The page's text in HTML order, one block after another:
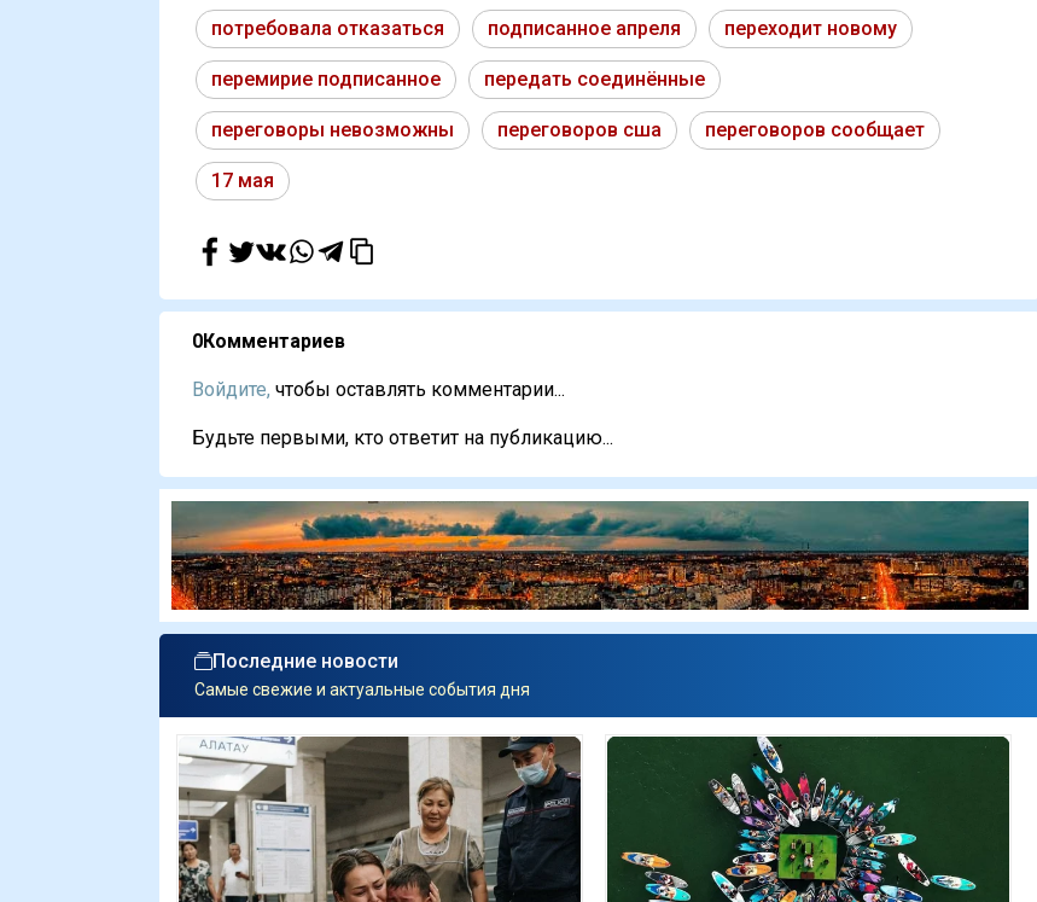
потребовала отказаться подписанное апреля переходит новому
перемирие подписанное передать соединённые
переговоры невозможны переговоров сша переговоров сообщает
17 мая
0Комментариев
Войдите, чтобы оставлять комментарии...
Будьте первыми, кто ответит на публикацию...
Последние новости
Самые свежие и актуальные события дня